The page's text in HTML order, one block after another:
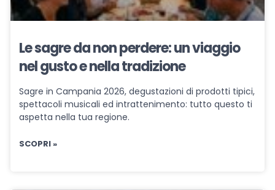
Le sagre da non perdere: un viaggio
nel gusto e nella tradizione
Sagre in Campania 2026, degustazioni di prodotti tipici,
spettacoli musicali ed intrattenimento: tutto questo ti
aspetta nella tua regione.
SCOPRI »